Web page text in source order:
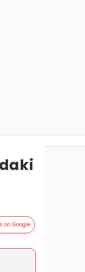
on Google